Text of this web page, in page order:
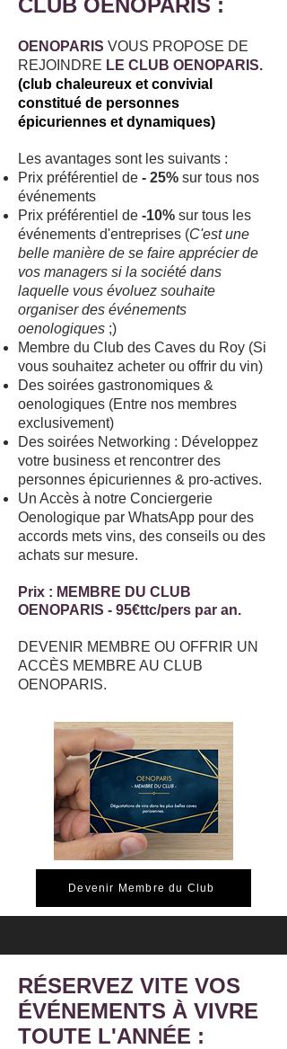
CLUB OENOPARIS :
OENOPARIS VOUS PROPOSE DE
REJOINDRE LE CLUB OENOPARIS.
(club chaleureux et convivial
constitué de personnes
épicuriennes et dynamiques)
Les avantages sont les suivants :
Prix préférentiel de - 25% sur tous nos
événements
Prix préférentiel de -10% sur tous les
événements d'entreprises (C'est une
belle manière de se faire apprécier de
vos managers si la société dans
laquelle vous évoluez souhaite
organiser des événements
oenologiques ;)
Membre du Club des Caves du Roy (Si
vous souhaitez acheter ou offrir du vin)
Des soirées gastronomiques &
oenologiques (Entre nos membres
exclusivement)
Des soirées Networking : Développez
votre business et rencontrer des
personnes épicuriennes & pro-actives.
Un Accès à notre Conciergerie
Oenologique par WhatsApp pour des
accords mets vins, des conseils ou des
achats sur mesure.
Prix : MEMBRE DU CLUB
OENOPARIS - 95€ttc/pers par an.
DEVENIR MEMBRE OU OFFRIR UN
ACCÈS MEMBRE AU CLUB
OENOPARIS.
Devenir Membre du Club
RÉSERVEZ VITE VOS
ÉVÉNEMENTS À VIVRE
TOUTE L'ANNÉE :